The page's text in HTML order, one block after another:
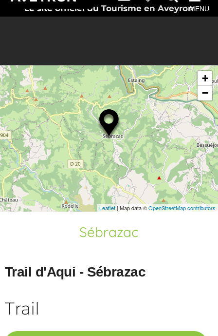
Le site officiel du Tourisme en AveyronMENU
+
−
Leaflet | Map data ©OpenStreetMap contributors
Sébrazac
Trail d'Aqui - Sébrazac
Trail